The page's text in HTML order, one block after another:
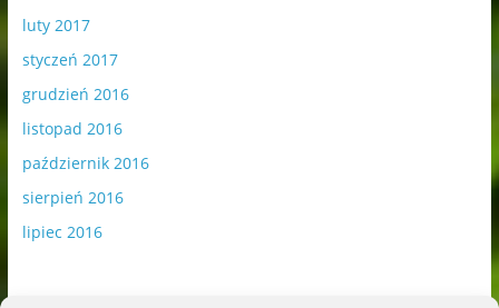
luty 2017
styczeń 2017
grudzień 2016
listopad 2016
październik 2016
sierpień 2016
lipiec 2016